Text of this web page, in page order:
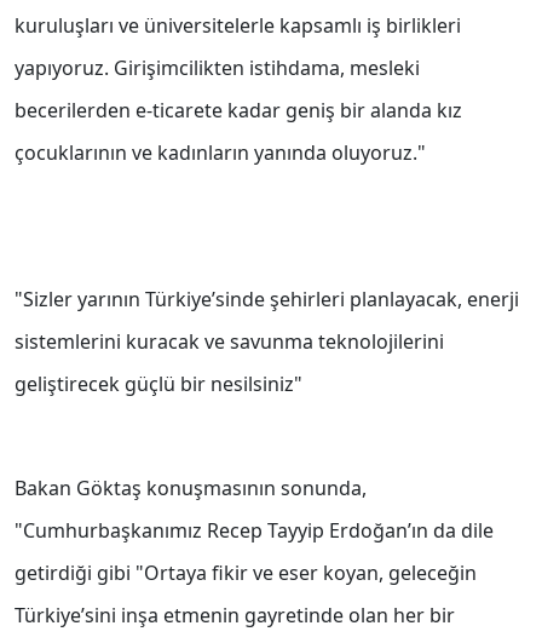
kuruluşları ve üniversitelerle kapsamlı iş birlikleri
yapıyoruz. Girişimcilikten istihdama, mesleki
becerilerden e-ticarete kadar geniş bir alanda kız
çocuklarının ve kadınların yanında oluyoruz."
"Sizler yarının Türkiye’sinde şehirleri planlayacak, enerji
sistemlerini kuracak ve savunma teknolojilerini
geliştirecek güçlü bir nesilsiniz"
Bakan Göktaş konuşmasının sonunda,
"Cumhurbaşkanımız Recep Tayyip Erdoğan’ın da dile
getirdiği gibi "Ortaya fikir ve eser koyan, geleceğin
Türkiye’sini inşa etmenin gayretinde olan her bir